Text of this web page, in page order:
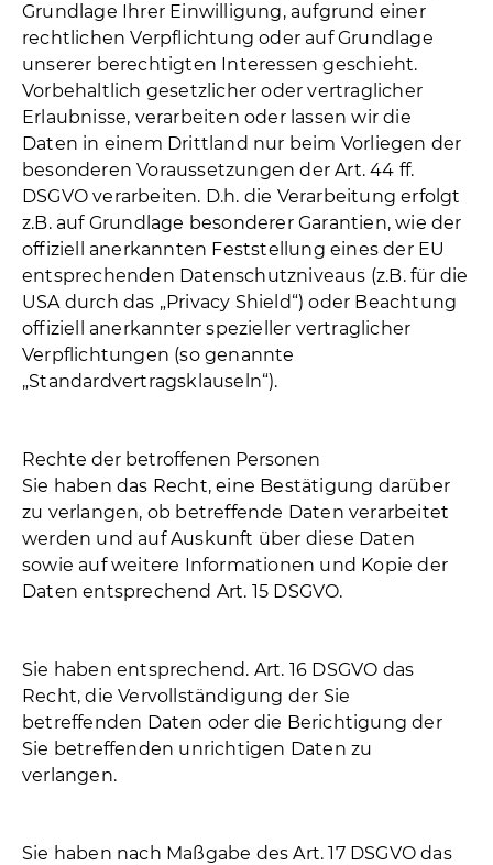
Grundlage Ihrer Einwilligung, aufgrund einer
rechtlichen Verpflichtung oder auf Grundlage
unserer berechtigten Interessen geschieht.
Vorbehaltlich gesetzlicher oder vertraglicher
Erlaubnisse, verarbeiten oder lassen wir die
Daten in einem Drittland nur beim Vorliegen der
besonderen Voraussetzungen der Art. 44 ff.
DSGVO verarbeiten. D.h. die Verarbeitung erfolgt
z.B. auf Grundlage besonderer Garantien, wie der
offiziell anerkannten Feststellung eines der EU
entsprechenden Datenschutzniveaus (z.B. für die
USA durch das „Privacy Shield“) oder Beachtung
offiziell anerkannter spezieller vertraglicher
Verpflichtungen (so genannte
„Standardvertragsklauseln“).
Rechte der betroffenen Personen
Sie haben das Recht, eine Bestätigung darüber
zu verlangen, ob betreffende Daten verarbeitet
werden und auf Auskunft über diese Daten
sowie auf weitere Informationen und Kopie der
Daten entsprechend Art. 15 DSGVO.
Sie haben entsprechend. Art. 16 DSGVO das
Recht, die Vervollständigung der Sie
betreffenden Daten oder die Berichtigung der
Sie betreffenden unrichtigen Daten zu
verlangen.
Sie haben nach Maßgabe des Art. 17 DSGVO das